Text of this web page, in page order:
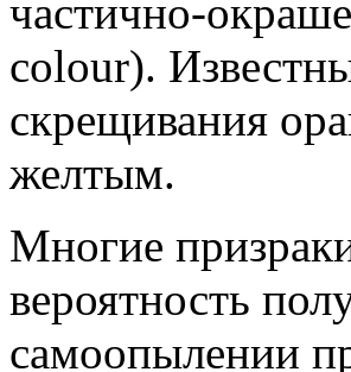
частично-
colour).
скрещивания
желтым.
Многие
вероятность
самоопылении